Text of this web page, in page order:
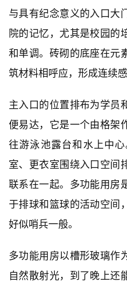
与具有纪念意义的入口大
院的记忆，尤其是校园的
和单调。砖砌的底座在元
筑材料相呼应，形成连续感
主入口的位置排布为学员
便易达，它是一个由格架
往游泳池露台和水上中
室、更衣室围绕入口空间
联系在一起。多功能用房
于排球和篮球的活动空间
好似哨兵一般。
多功能用房以槽形玻璃作
自然散射光，到了晚上还